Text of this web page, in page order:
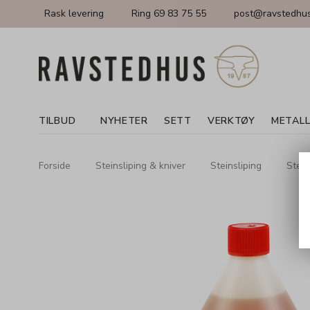
Rask levering Ring 69 83 75 55
TILBUD NYHETER SETT VERKTØY
Forside Steinsliping & kniver Steinsliping